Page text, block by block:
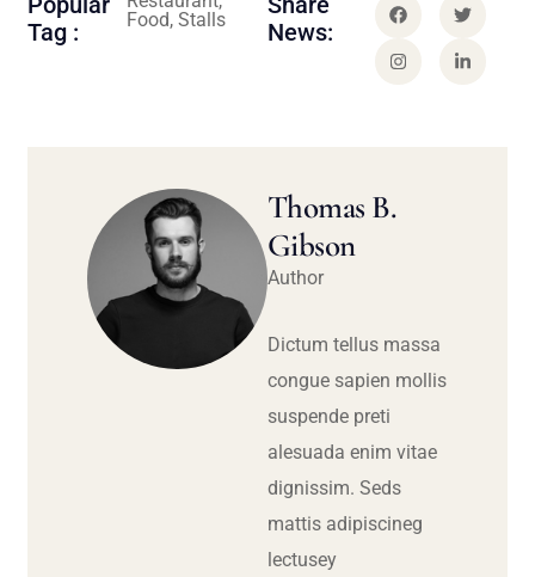
Tag :
Food, Stalls
News:
Thomas B.
Gibson
Author
Dictum tellus massa
congue sapien mollis
suspende preti
alesuada enim vitae
dignissim. Seds
mattis adipiscineg
lectusey